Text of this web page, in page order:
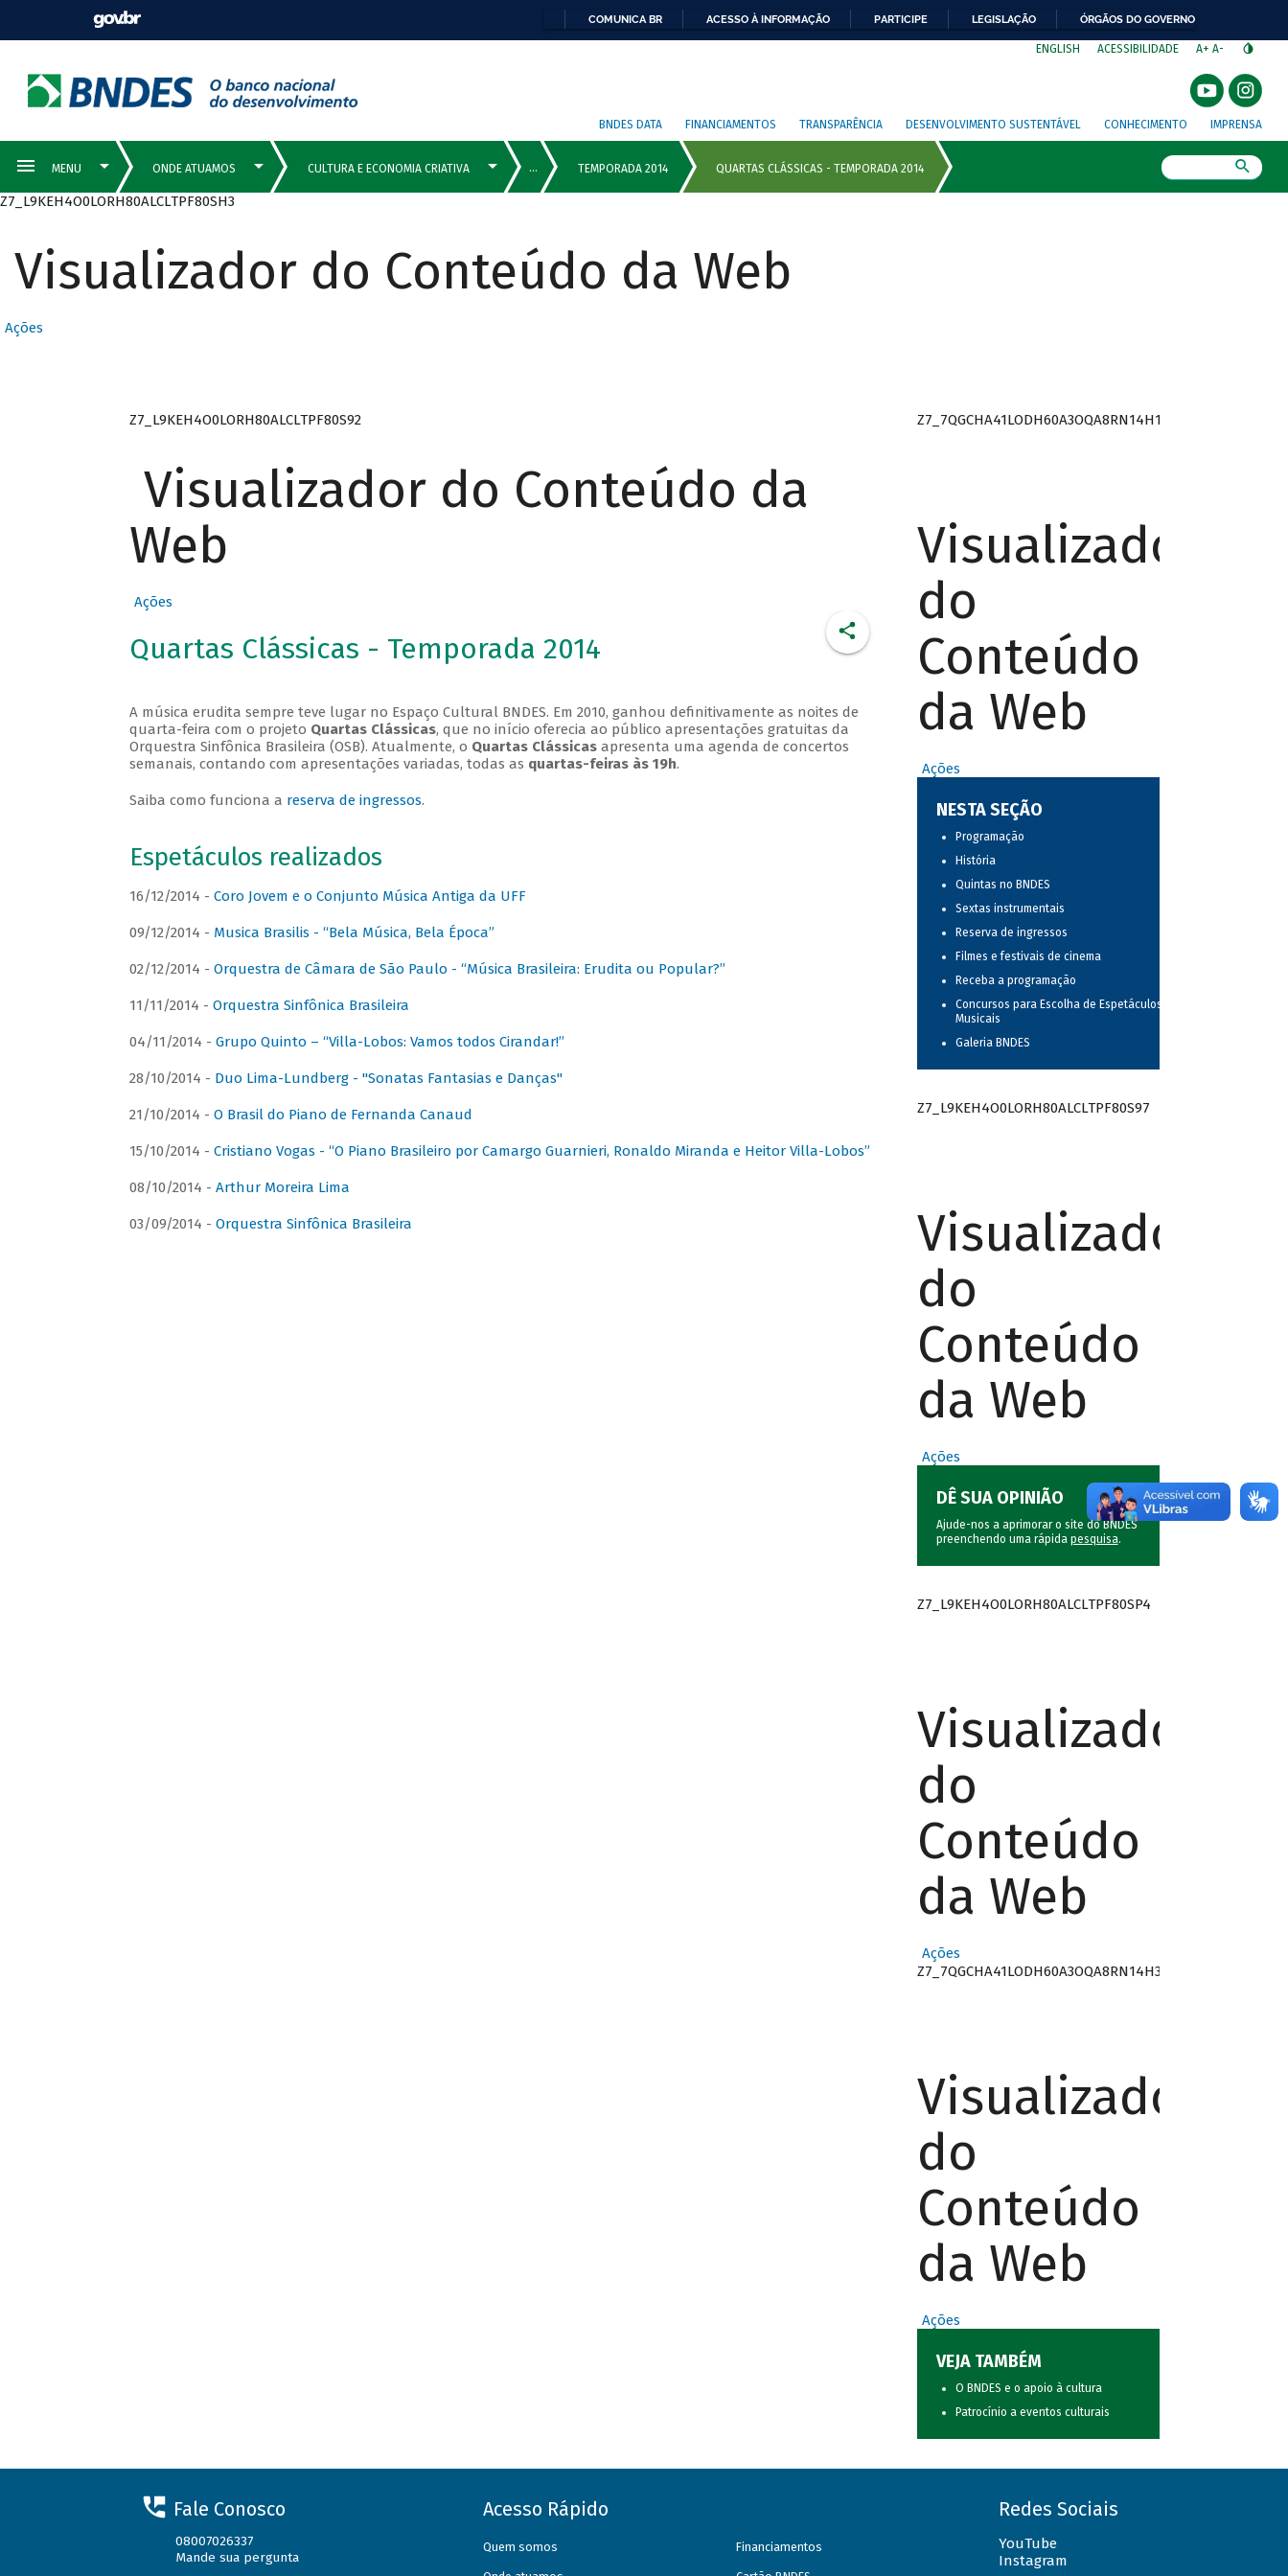
COMUNICA BR ACESSO À INFORMAÇÃO PARTICIPE LEGISLAÇÃO ÓRGÃOS DO GOVERNO
ENGLISH ACESSIBILIDADE A+ A-
BNDES DATA FINANCIAMENTOS TRANSPARÊNCIA DESENVOLVIMENTO SUSTENTÁVEL CONHECIMENTO IMPRENSA
Z7_L9KEH4O0LORH80ALCLTPF80SH3
Visualizador do Conteúdo da Web
Ações
Z7_L9KEH4O0LORH80ALCLTPF80S92
Visualizador do Conteúdo da
Web
Ações
Quartas Clássicas - Temporada 2014
A música erudita sempre teve lugar no Espaço Cultural BNDES. Em 2010, ganhou definitivamente as noites de
quarta-feira com o projeto Quartas Clássicas, que no início oferecia ao público apresentações gratuitas da
Orquestra Sinfônica Brasileira (OSB). Atualmente, o Quartas Clássicasapresenta uma agenda de concertos
semanais, contando com apresentações variadas, todas as quartas-feiras às 19h.
Saiba como funciona a reserva de ingressos.
Espetáculos realizados
16/12/2014 - Coro Jovem e o Conjunto Música Antiga da UFF
09/12/2014 - Musica Brasilis - “Bela Música, Bela Época”
02/12/2014 - Orquestra de Câmara de São Paulo - “Música Brasileira: Erudita ou Popular?”
11/11/2014 - Orquestra Sinfônica Brasileira
04/11/2014 - Grupo Quinto – “Villa-Lobos: Vamos todos Cirandar!”
28/10/2014 - Duo Lima-Lundberg - "Sonatas Fantasias e Danças"
21/10/2014 - O Brasil do Piano de Fernanda Canaud
15/10/2014 - Cristiano Vogas - “O Piano Brasileiro por Camargo Guarnieri, Ronaldo Miranda e Heitor Villa-Lobos”
08/10/2014 - Arthur Moreira Lima
03/09/2014 - Orquestra Sinfônica Brasileira
Z7_7QGCHA41LODH60A3OQA8RN14H1
Visualizador
do
Conteúdo
da Web
Ações
NESTA SEÇÃO
Programação
História
Quintas no BNDES
Sextas instrumentais
Reserva de ingressos
Filmes e festivais de cinema
Receba a programação
Concursos para Escolha de Espetáculos
Musicais
Galeria BNDES
Z7_L9KEH4O0LORH80ALCLTPF80S97
Visualizador
do
Conteúdo
da Web
Ações
DÊ SUA OPINIÃO
Ajude-nos a aprimorar o site do BNDES
preenchendo uma rápida pesquisa.
Z7_L9KEH4O0LORH80ALCLTPF80SP4
Visualizador
do
Conteúdo
da Web
Ações
Z7_7QGCHA41LODH60A3OQA8RN14H3
Visualizador
do
Conteúdo
da Web
Ações
VEJA TAMBÉM
O BNDES e o apoio à cultura
Patrocínio a eventos culturais
Fale Conosco
08007026337
Mande sua pergunta
Acesso Rápido
Quem somos Financiamentos
Redes Sociais
YouTube
Instagram